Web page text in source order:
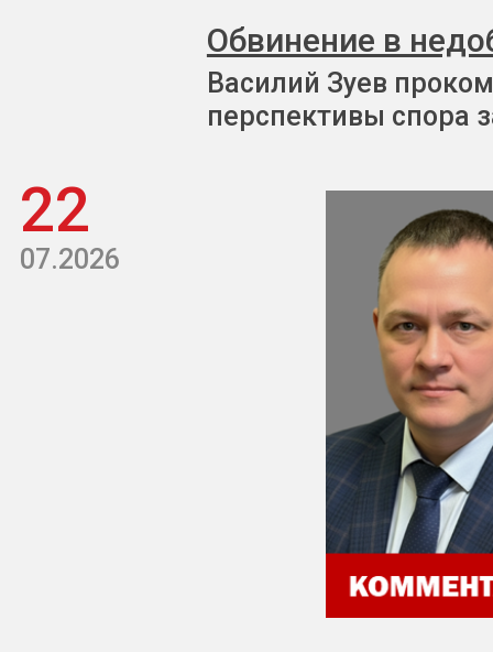
Обвинение в
Василий Зуев
перспективы спора
22
07.2026